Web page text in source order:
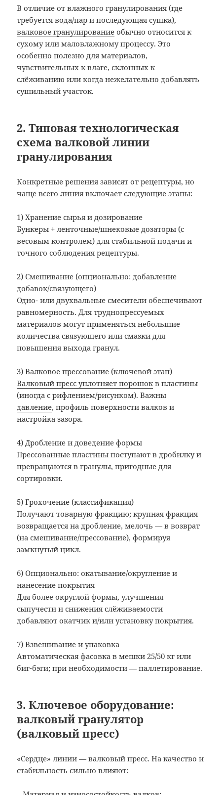
В отличие от влажного гранулирования (где
требуется вода/пар и последующая сушка),
валковое гранулирование обычно относится к
сухому или маловлажному процессу. Это
особенно полезно для материалов,
чувствительных к влаге, склонных к
слёживанию или когда нежелательно добавлять
сушильный участок.
2. Типовая технологическая
схема валковой линии
гранулирования
Конкретные решения зависят от рецептуры, но
чаще всего линия включает следующие этапы:
1) Хранение сырья и дозирование
Бункеры + ленточные/шнековые дозаторы (с
весовым контролем) для стабильной подачи и
точного соблюдения рецептуры.
2) Смешивание (опционально: добавление
добавок/связующего)
Одно- или двухвальные смесители обеспечивают
равномерность. Для труднопрессуемых
материалов могут применяться небольшие
количества связующего или смазки для
повышения выхода гранул.
3) Валковое прессование (ключевой этап)
Валковый пресс уплотняет порошок в пластины
(иногда с рифлением/рисунком). Важны
давление, профиль поверхности валков и
настройка зазора.
4) Дробление и доведение формы
Прессованные пластины поступают в дробилку и
превращаются в гранулы, пригодные для
сортировки.
5) Грохочение (классификация)
Получают товарную фракцию; крупная фракция
возвращается на дробление, мелочь — в возврат
(на смешивание/прессование), формируя
замкнутый цикл.
6) Опционально: окатывание/округление и
нанесение покрытия
Для более округлой формы, улучшения
сыпучести и снижения слёживаемости
добавляют окатчик и/или установку покрытия.
7) Взвешивание и упаковка
Автоматическая фасовка в мешки 25/50 кг или
биг-бэги; при необходимости — паллетирование.
3. Ключевое оборудование:
валковый гранулятор
(валковый пресс)
«Сердце» линии — валковый пресс. На качество и
стабильность сильно влияют: